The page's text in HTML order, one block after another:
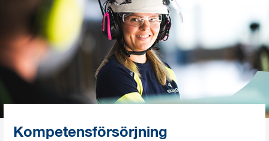
Kompetensförsörjning